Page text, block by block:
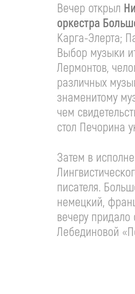
Вечер открыл
оркестра
Карга-Элерта;
Выбор музыки
Лермонтов,
различных
знаменитому
чем
стол Печорина
Затем в
писателя.
немецкий,
вечеру
Лебединовой